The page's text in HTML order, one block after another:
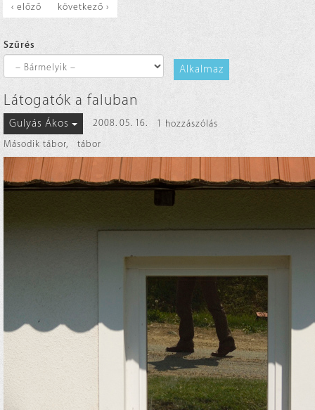
‹ előző következő ›
Szűrés
Alkalmaz
Látogatók a faluban
Gulyás Ákos 2008. 05. 16.
1 hozzászólás
Második tábor, tábor